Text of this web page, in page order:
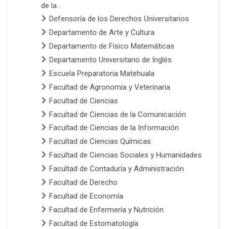
de la...
Defensoría de los Derechos Universitarios
Departamento de Arte y Cultura
Departamento de Físico Matemáticas
Departamento Universitario de Inglés
Escuela Preparatoria Matehuala
Facultad de Agronomía y Veterinaria
Facultad de Ciencias
Facultad de Ciencias de la Comunicación
Facultad de Ciencias de la Información
Facultad de Ciencias Químicas
Facultad de Ciencias Sociales y Humanidades
Facultad de Contaduría y Administración
Facultad de Derecho
Facultad de Economía
Facultad de Enfermería y Nutrición
Facultad de Estomatología